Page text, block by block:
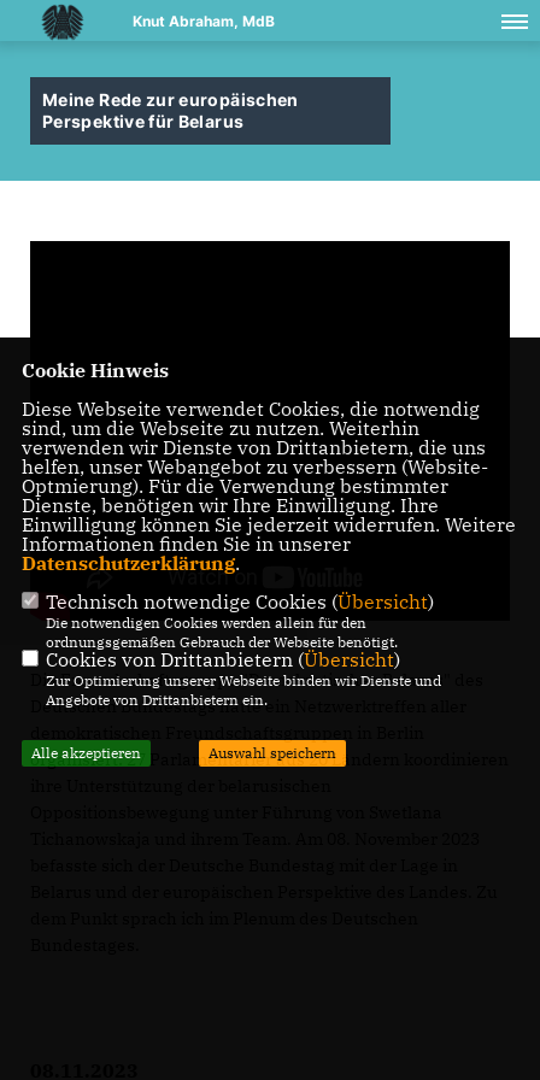
Knut Abraham, MdB
Meine Rede zur europäischen
Perspektive für Belarus
Die Freundschaftsgruppe "Demokratisches Belarus" des
Deutschen Bundestags hatte ein Netzwerktreffen aller
organisiert: 27 Parlamentarier aus 20 Ländern koordinieren
Cookie Hinweis
Diese Webseite verwendet Cookies, die notwendig
sind, um die Webseite zu nutzen. Weiterhin
verwenden wir Dienste von Drittanbietern, die uns
helfen, unser Webangebot zu verbessern (Website-
Optmierung). Für die Verwendung bestimmter
Dienste, benötigen wir Ihre Einwilligung. Ihre
Einwilligung können Sie jederzeit widerrufen. Weitere
Informationen finden Sie in unserer
Datenschutzerklärung.
Technisch notwendige Cookies (Übersicht)
Die notwendigen Cookies werden allein für den
ordnungsgemäßen Gebrauch der Webseite benötigt.
Cookies von Drittanbietern (Übersicht)
Zur Optimierung unserer Webseite binden wir Dienste und
Angebote von Drittanbietern ein.
Alle akzeptieren Auswahl speichern